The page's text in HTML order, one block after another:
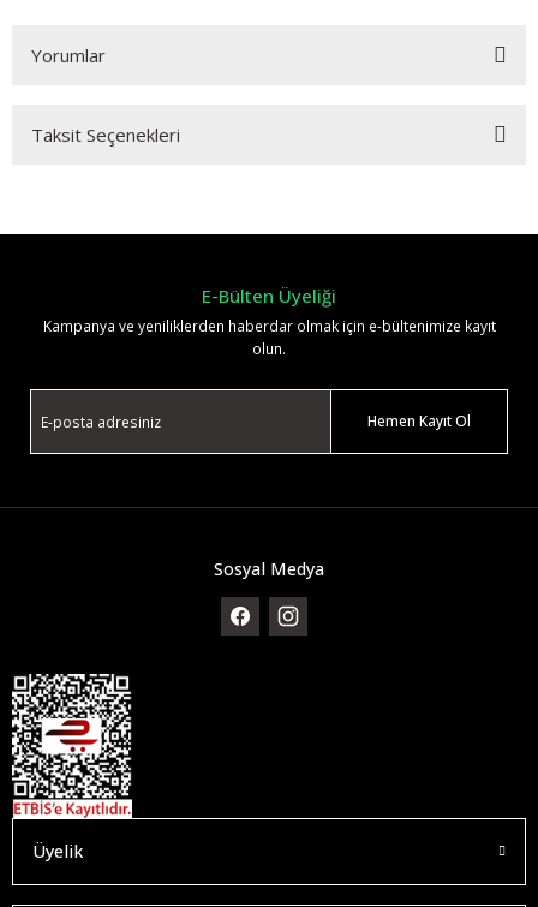
Yorumlar
Taksit Seçenekleri
E-Bülten Üyeliği
Kampanya ve yeniliklerden haberdar olmak için e-bültenimize kayıt
olun.
Hemen Kayıt Ol
Sosyal Medya
Üyelik